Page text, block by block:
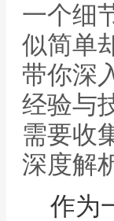
一个细
似简单
带你深
经验与
需要收
深度解
作为